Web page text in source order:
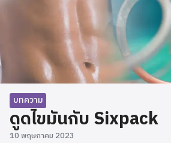
บทความ
ดูดไขมันกับ Sixpack
10 พฤษภาคม 2023